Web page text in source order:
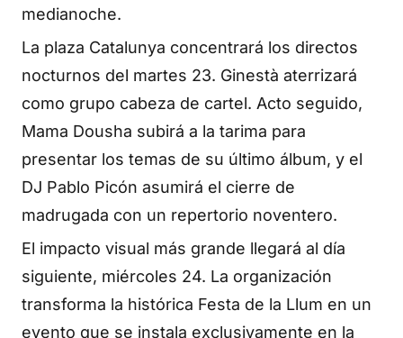
medianoche.
La plaza Catalunya concentrará los directos
nocturnos del martes 23. Ginestà aterrizará
como grupo cabeza de cartel. Acto seguido,
Mama Dousha subirá a la tarima para
presentar los temas de su último álbum, y el
DJ Pablo Picón asumirá el cierre de
madrugada con un repertorio noventero.
El impacto visual más grande llegará al día
siguiente, miércoles 24. La organización
transforma la histórica Festa de la Llum en un
evento que se instala exclusivamente en la